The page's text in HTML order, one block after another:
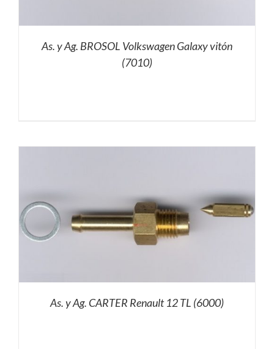
As. y Ag. BROSOL Volkswagen Galaxy vitón
(7010)
As. y Ag. CARTER Renault 12 TL (6000)